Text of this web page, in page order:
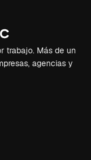
trabajo. Más de un
agencias y